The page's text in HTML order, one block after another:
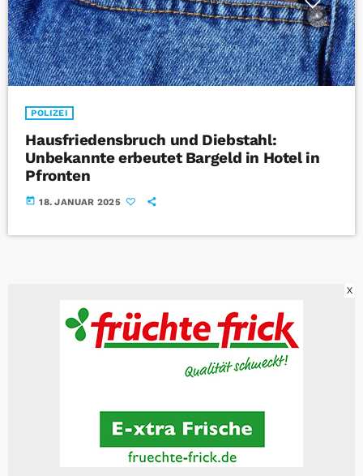
POLIZEI
Hausfriedensbruch und Diebstahl:
Unbekannte erbeutet Bargeld in Hotel in
Pfronten
today 18. JANUAR 2025
X